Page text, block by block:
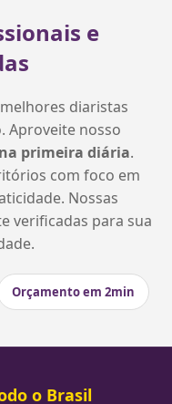
e
diaristas
Aproveite nosso
primeira diária.
com foco em
Nossas
verificadas para sua
Orçamento em 2min
o Brasil